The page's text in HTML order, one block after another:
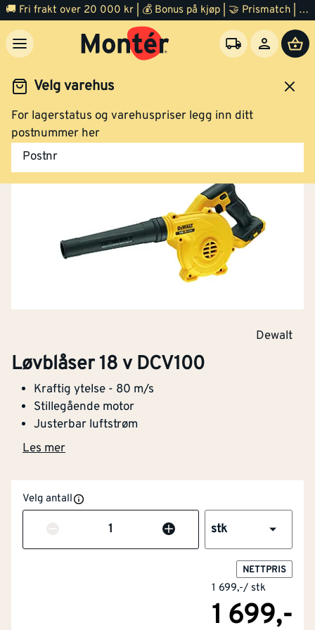
🚚 Fri frakt over 20 000 kr | 💰 Bonus på kjøp | 🤝 Prismatch | ⭐ 100% fornøyd garanti | 🏪 140 byggevarehus
Velg varehus
For lagerstatus og varehuspriser legg inn ditt
postnummer her
Postnr
Hage Hageredskap og verktøy
Dewalt
Løvblåser 18 v DCV100
Kraftig ytelse - 80 m/s
Stillegående motor
Justerbar luftstrøm
Les mer
Velg antall
Antall stk
NETTPRIS
1 699,-/ stk
1 699,-